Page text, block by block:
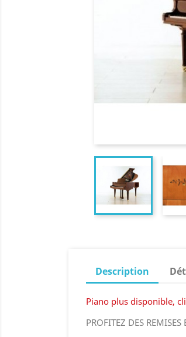
Description
Piano plus disponible,
PROFITEZ DES